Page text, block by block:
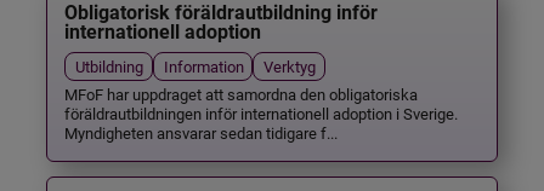
Obligatorisk föräldrautbildning inför
internationell adoption
Utbildning Information
Verktyg
MFoF har uppdraget att samordna den obligatoriska
föräldrautbildningen inför internationell adoption i Sverige.
Myndigheten ansvarar sedan tidigare f...